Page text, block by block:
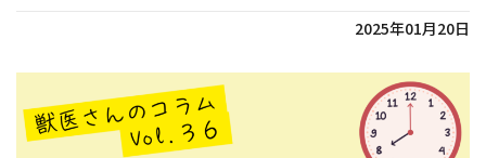
2025年01月20日